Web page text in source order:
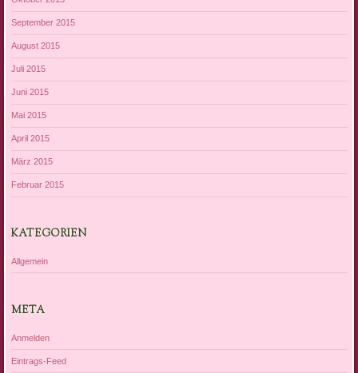
September 2015
August 2015
Juli 2015
Juni 2015
Mai 2015
April 2015
März 2015
Februar 2015
KATEGORIEN
Allgemein
META
Anmelden
Eintrags-Feed